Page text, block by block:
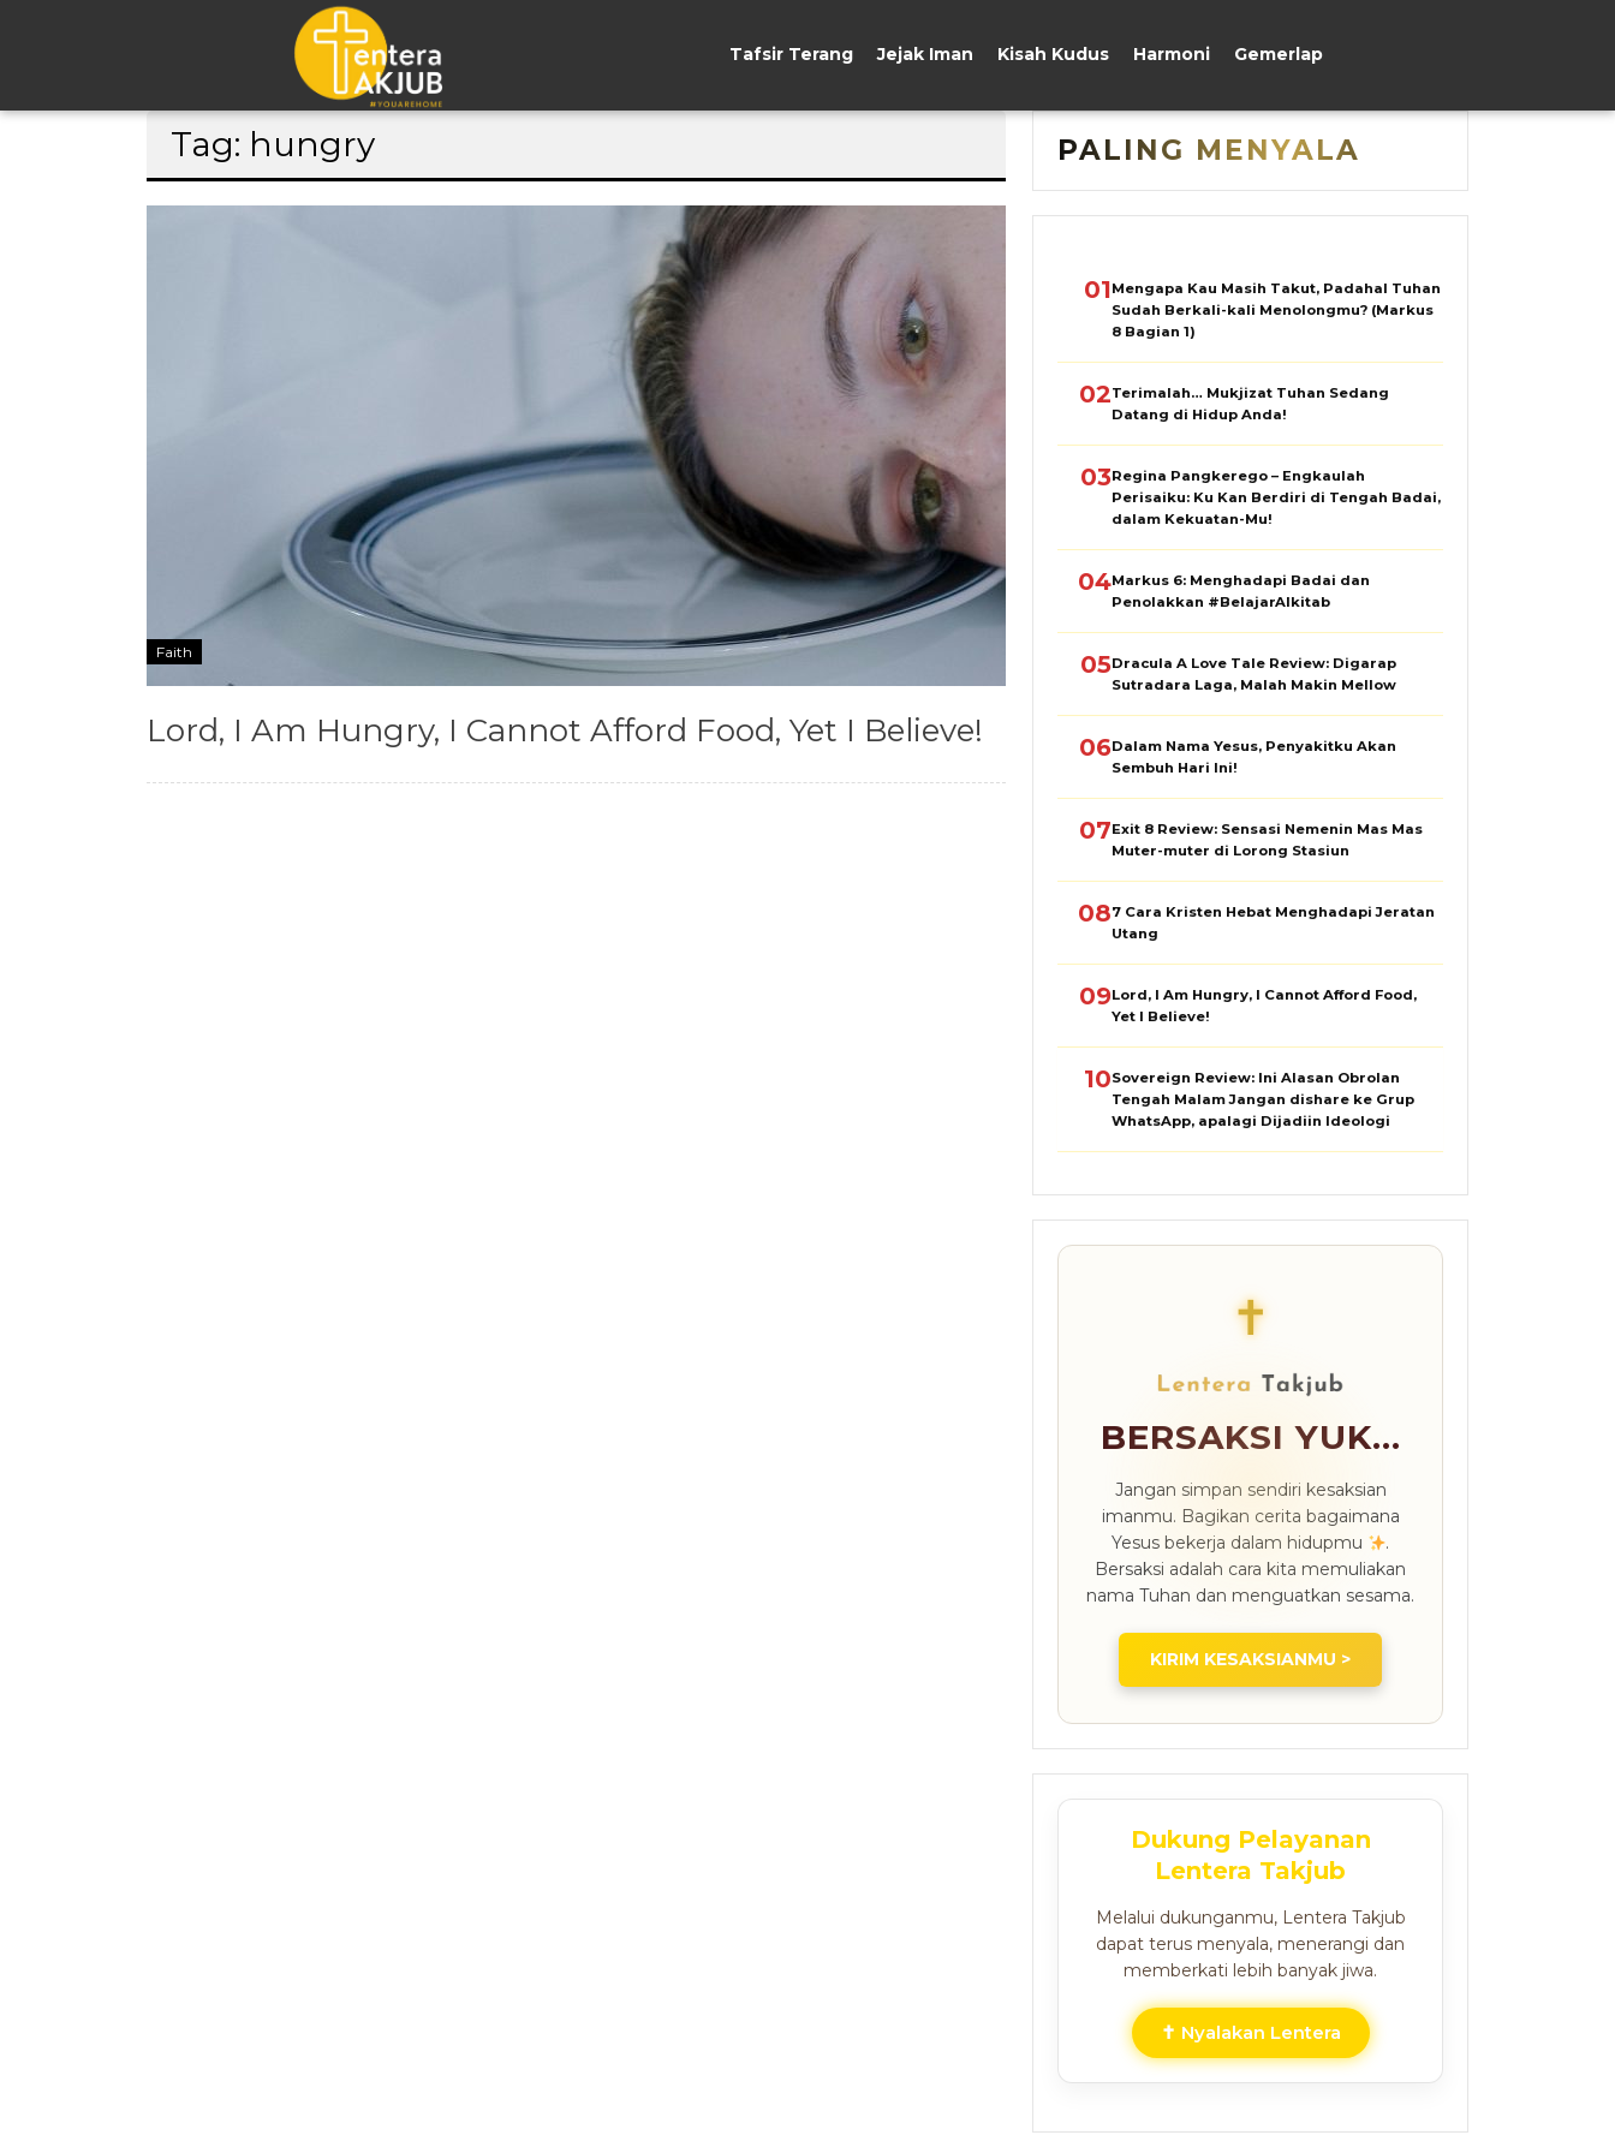
Tafsir Terang Jejak Iman Kisah Kudus Harmoni Gemerlap
Lompat
Tag: hungry
Faith
Lord, I Am Hungry, I Cannot Afford Food, Yet I Believe!
PALING MENYALA
01Mengapa Kau Masih Takut, Padahal Tuhan
Sudah Berkali-kali Menolongmu? (Markus
8 Bagian 1)
02Terimalah… Mukjizat Tuhan Sedang
Datang di Hidup Anda!
03Regina Pangkerego – Engkaulah
Perisaiku: Ku Kan Berdiri di Tengah Badai,
dalam Kekuatan-Mu!
04Markus 6: Menghadapi Badai dan
Penolakkan #BelajarAlkitab
05Dracula A Love Tale Review: Digarap
Sutradara Laga, Malah Makin Mellow
06Dalam Nama Yesus, Penyakitku Akan
Sembuh Hari Ini!
07Exit 8 Review: Sensasi Nemenin Mas Mas
Muter-muter di Lorong Stasiun
087 Cara Kristen Hebat Menghadapi Jeratan
Utang
09Lord, I Am Hungry, I Cannot Afford Food,
Yet I Believe!
10Sovereign Review: Ini Alasan Obrolan
Tengah Malam Jangan dishare ke Grup
WhatsApp, apalagi Dijadiin Ideologi
✝
BERSAKSI YUK...
Jangan simpan sendiri kesaksian
imanmu. Bagikan cerita bagaimana
Yesus bekerja dalam hidupmu
.
Bersaksi adalah cara kita memuliakan
nama Tuhan dan menguatkan sesama.
KIRIM KESAKSIANMU >
Dukung Pelayanan
Lentera Takjub
Melalui dukunganmu, Lentera Takjub
dapat terus menyala, menerangi dan
memberkati lebih banyak jiwa.
✝ Nyalakan Lentera